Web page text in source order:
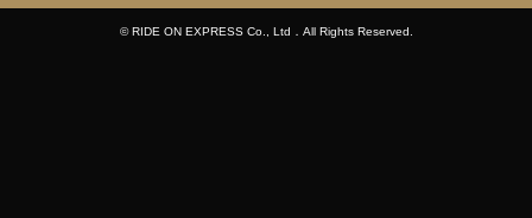
© RIDE ON EXPRESS Co., Ltd．All Rights Reserved.